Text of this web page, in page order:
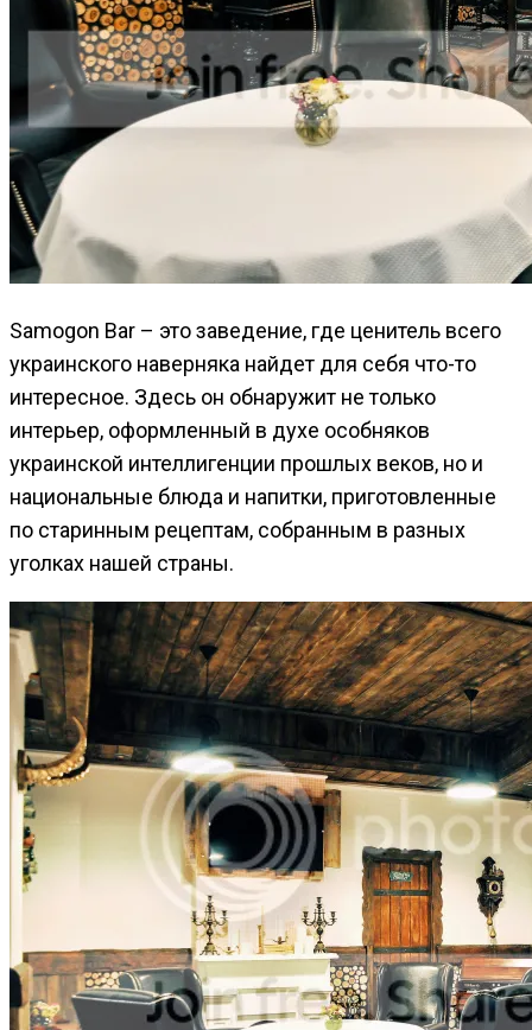
Samogon Bar – это заведение, где ценитель всего
украинского наверняка найдет для себя что-то
интересное. Здесь он обнаружит не только
интерьер, оформленный в духе особняков
украинской интеллигенции прошлых веков, но и
национальные блюда и напитки, приготовленные
по старинным рецептам, собранным в разных
уголках нашей страны.